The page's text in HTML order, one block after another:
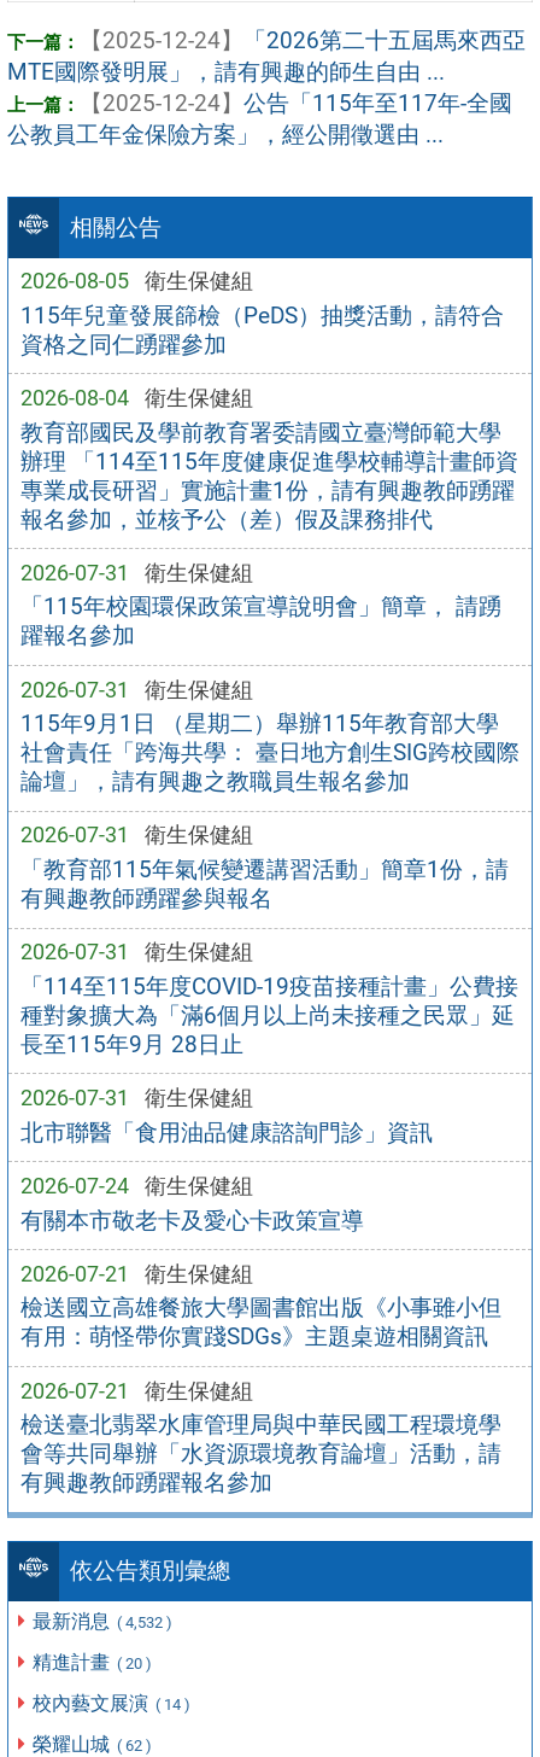
相關公告
2026-08-05 衛生保健組
115年兒童發展篩檢（PeDS）抽獎活動，請符合
資格之同仁踴躍參加
2026-08-04 衛生保健組
教育部國民及學前教育署委請國立臺灣師範大學
辦理 「114至115年度健康促進學校輔導計畫師資
專業成長研習」實施計畫1份，請有興趣教師踴躍
報名參加，並核予公（差）假及課務排代
2026-07-31 衛生保健組
「115年校園環保政策宣導說明會」簡章， 請踴
躍報名參加
2026-07-31 衛生保健組
115年9月1日 （星期二）舉辦115年教育部大學
社會責任「跨海共學： 臺日地方創生SIG跨校國際
論壇」，請有興趣之教職員生報名參加
2026-07-31 衛生保健組
「教育部115年氣候變遷講習活動」簡章1份，請
有興趣教師踴躍參與報名
2026-07-31 衛生保健組
「114至115年度COVID-19疫苗接種計畫」公費接
種對象擴大為「滿6個月以上尚未接種之民眾」延
長至115年9月 28日止
2026-07-31 衛生保健組
北市聯醫「食用油品健康諮詢門診」資訊
2026-07-24 衛生保健組
有關本市敬老卡及愛心卡政策宣導
2026-07-21 衛生保健組
檢送國立高雄餐旅大學圖書館出版《小事雖小但
有用：萌怪帶你實踐SDGs》主題桌遊相關資訊
2026-07-21 衛生保健組
檢送臺北翡翠水庫管理局與中華民國工程環境學
會等共同舉辦「水資源環境教育論壇」活動，請
有興趣教師踴躍報名參加
依公告類別彙總
最新消息 ( 4,532 )
精進計畫 ( 20 )
校內藝文展演 ( 14 )
榮耀山城 ( 62 )
【2025-12-24】
「2026第二十五屆馬來西亞
MTE國際發明展」，請有興趣的師生自由 ...
【2025-12-24】 公告「115年至117年-全國
公教員工年金保險方案」，經公開徵選由 ...